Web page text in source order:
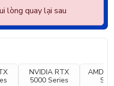
lòng quay lại sau
NVIDIA RTX
5000 Series
AMD